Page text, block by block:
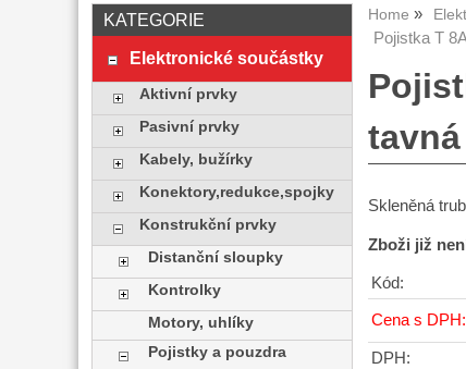
Home
Pojistka T
tavná
Skleněná
Zboži již
Kód:
Cena s DPH:
DPH:
KATEGORIE
Elektronické součástky
Aktivní prvky
Pasivní prvky
Kabely, bužírky
Konektory,redukce,spojky
Konstrukční prvky
Distanční sloupky
Kontrolky
Motory, uhlíky
Pojistky a pouzdra